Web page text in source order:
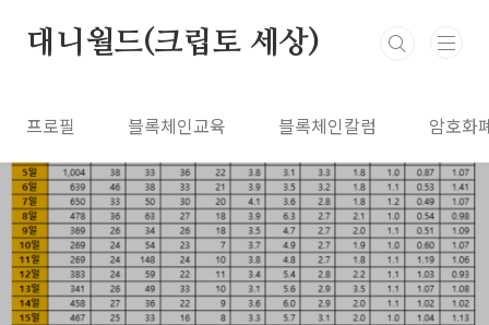
대니월드(크립토 세상)
프로필 블록체인교육 블록체인칼럼 암호화